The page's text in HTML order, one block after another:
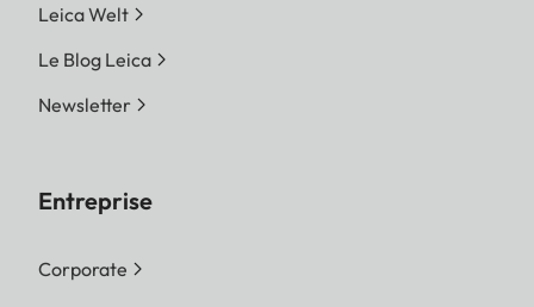
Leica Welt
Le Blog Leica
Newsletter
Entreprise
Corporate